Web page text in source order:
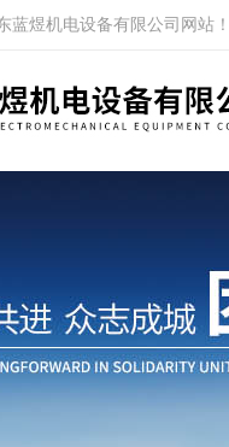
蓝煜机电设备有限公司网站